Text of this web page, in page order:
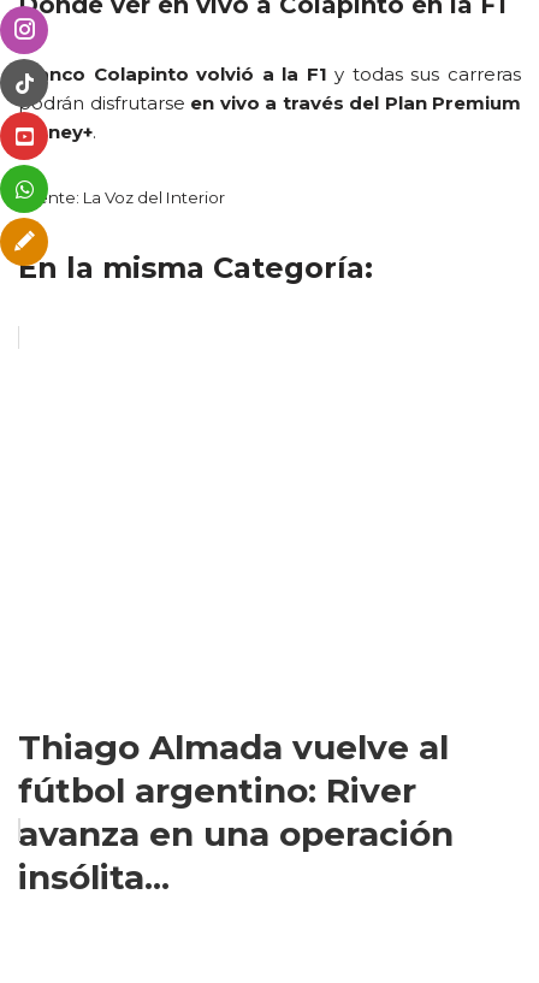
Franco Colapinto volvió a la F1y todas sus carreras
podrán disfrutarse en vivo a través del Plan Premium
Disney+.
Fuente: La Voz del Interior
En la misma Categoría:
Thiago Almada vuelve al
fútbol argentino: River
avanza en una operación
insólita...